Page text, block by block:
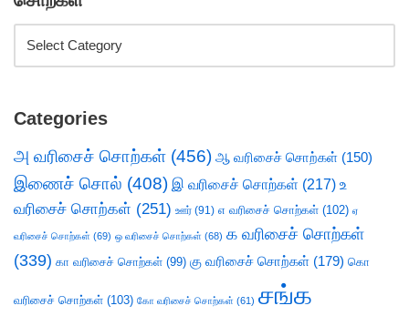
Categories
அ வரிசைச் சொற்கள் (456) ஆ வரிசைச் சொற்கள் (150)
இணைச் சொல் (408) இ வரிசைச் சொற்கள் (217) உ
வரிசைச் சொற்கள் (251) ஊர் (91) எ வரிசைச் சொற்கள் (102) ஏ
வரிசைச் சொற்கள் (69) ஒ வரிசைச் சொற்கள் (68) க வரிசைச் சொற்கள்
(339) கா வரிசைச் சொற்கள் (99) கு வரிசைச் சொற்கள் (179) கொ
வரிசைச் சொற்கள் (103) கோ வரிசைச் சொற்கள் (61) சங்க